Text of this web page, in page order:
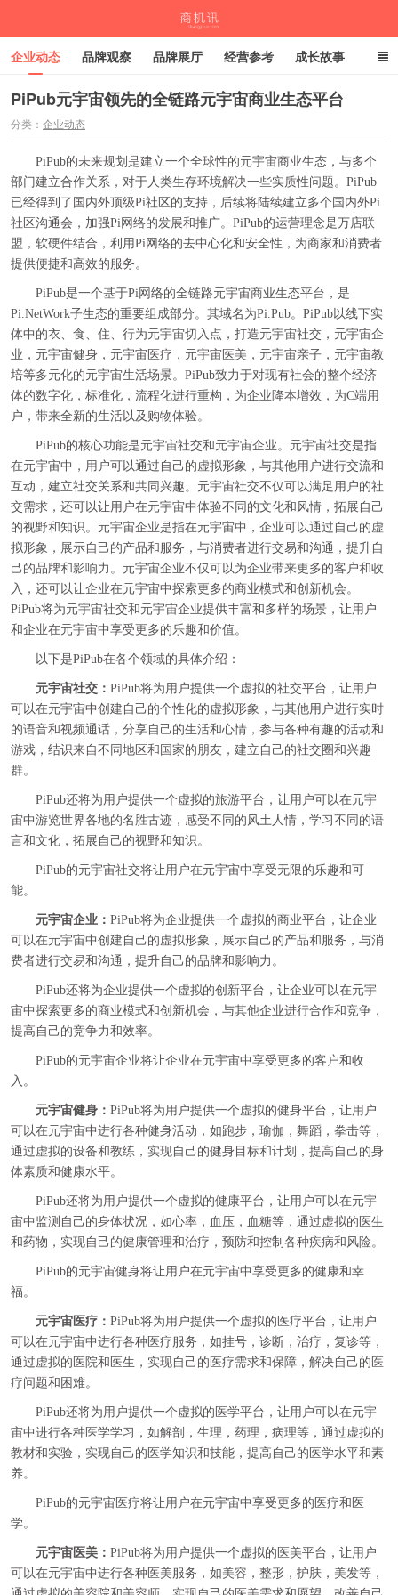
企业动态 品牌观察 品牌展厅 经营参考 成长故事
深度观察 伙伴计划
PiPub元宇宙领先的全链路元宇宙商业生态平台
分类： 企业动态
PiPub的未来规划是建立一个全球性的元宇宙商业生态，与多个
部门建立合作关系，对于人类生存环境解决一些实质性问题。PiPub
已经得到了国内外顶级Pi社区的支持，后续将陆续建立多个国内外Pi
社区沟通会，加强Pi网络的发展和推广。PiPub的运营理念是万店联
盟，软硬件结合，利用Pi网络的去中心化和安全性，为商家和消费者
提供便捷和高效的服务。
PiPub是一个基于Pi网络的全链路元宇宙商业生态平台，是
Pi.NetWork子生态的重要组成部分。其域名为Pi.Pub。PiPub以线下实
体中的衣、食、住、行为元宇宙切入点，打造元宇宙社交，元宇宙企
业，元宇宙健身，元宇宙医疗，元宇宙医美，元宇宙亲子，元宇宙教
培等多元化的元宇宙生活场景。PiPub致力于对现有社会的整个经济
体的数字化，标准化，流程化进行重构，为企业降本增效，为C端用
户，带来全新的生活以及购物体验。
PiPub的核心功能是元宇宙社交和元宇宙企业。元宇宙社交是指
在元宇宙中，用户可以通过自己的虚拟形象，与其他用户进行交流和
互动，建立社交关系和共同兴趣。元宇宙社交不仅可以满足用户的社
交需求，还可以让用户在元宇宙中体验不同的文化和风情，拓展自己
的视野和知识。元宇宙企业是指在元宇宙中，企业可以通过自己的虚
拟形象，展示自己的产品和服务，与消费者进行交易和沟通，提升自
己的品牌和影响力。元宇宙企业不仅可以为企业带来更多的客户和收
入，还可以让企业在元宇宙中探索更多的商业模式和创新机会。
PiPub将为元宇宙社交和元宇宙企业提供丰富和多样的场景，让用户
和企业在元宇宙中享受更多的乐趣和价值。
以下是PiPub在各个领域的具体介绍：
元宇宙社交： PiPub将为用户提供一个虚拟的社交平台，让用户
可以在元宇宙中创建自己的个性化的虚拟形象，与其他用户进行实时
的语音和视频通话，分享自己的生活和心情，参与各种有趣的活动和
游戏，结识来自不同地区和国家的朋友，建立自己的社交圈和兴趣
群。
PiPub还将为用户提供一个虚拟的旅游平台，让用户可以在元宇
宙中游览世界各地的名胜古迹，感受不同的风土人情，学习不同的语
言和文化，拓展自己的视野和知识。
PiPub的元宇宙社交将让用户在元宇宙中享受无限的乐趣和可
能。
元宇宙企业： PiPub将为企业提供一个虚拟的商业平台，让企业
可以在元宇宙中创建自己的虚拟形象，展示自己的产品和服务，与消
费者进行交易和沟通，提升自己的品牌和影响力。
PiPub还将为企业提供一个虚拟的创新平台，让企业可以在元宇
宙中探索更多的商业模式和创新机会，与其他企业进行合作和竞争，
提高自己的竞争力和效率。
PiPub的元宇宙企业将让企业在元宇宙中享受更多的客户和收
入。
元宇宙健身： PiPub将为用户提供一个虚拟的健身平台，让用户
可以在元宇宙中进行各种健身活动，如跑步，瑜伽，舞蹈，拳击等，
通过虚拟的设备和教练，实现自己的健身目标和计划，提高自己的身
体素质和健康水平。
PiPub还将为用户提供一个虚拟的健康平台，让用户可以在元宇
宙中监测自己的身体状况，如心率，血压，血糖等，通过虚拟的医生
和药物，实现自己的健康管理和治疗，预防和控制各种疾病和风险。
PiPub的元宇宙健身将让用户在元宇宙中享受更多的健康和幸
福。
元宇宙医疗： PiPub将为用户提供一个虚拟的医疗平台，让用户
可以在元宇宙中进行各种医疗服务，如挂号，诊断，治疗，复诊等，
通过虚拟的医院和医生，实现自己的医疗需求和保障，解决自己的医
疗问题和困难。
PiPub还将为用户提供一个虚拟的医学平台，让用户可以在元宇
宙中进行各种医学学习，如解剖，生理，药理，病理等，通过虚拟的
教材和实验，实现自己的医学知识和技能，提高自己的医学水平和素
养。
PiPub的元宇宙医疗将让用户在元宇宙中享受更多的医疗和医
学。
元宇宙医美： PiPub将为用户提供一个虚拟的医美平台，让用户
可以在元宇宙中进行各种医美服务，如美容，整形，护肤，美发等，